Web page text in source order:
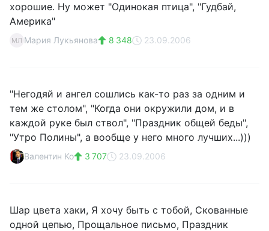
хорошие. Ну может "Одинокая птица", "Гудбай,
Америка"
МЛ Мария Лукьянова 8 348 23.09.2006
"Негодяй и ангел сошлись как-то раз за одним и
тем же столом", "Когда они окружили дом, и в
каждой руке был ствол", "Праздник общей беды",
"Утро Полины", а вообще у него много лучших...)))
Валентин Ко 3 707 23.09.2006
Шар цвета хаки, Я хочу быть с тобой, Скованные
одной цепью, Прощальное письмо, Праздник